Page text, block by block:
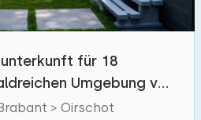
15
im Park
für 18
Umgebung von
> Oirschot